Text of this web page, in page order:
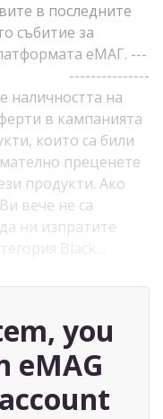
в последните
събитие за
еМАГ. ---
---------------
на
в кампанията
които са били
преценете
продукти. Ако
вече не са
ни изпратите
Black…
you
eMAG